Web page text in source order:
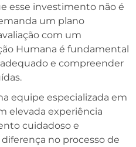
esse investimento não é
um plano
com um
Humana é fundamental
e compreender
equipe especializada em
elevada experiência
cuidadoso e
no processo de